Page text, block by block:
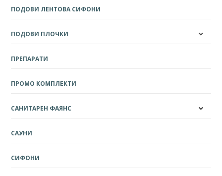
ПОДОВИ ЛЕНТОВА СИФОНИ
ПОДОВИ ПЛОЧКИ
ПРЕПАРАТИ
ПРОМО КОМПЛЕКТИ
САНИТАРЕН ФАЯНС
САУНИ
СИФОНИ